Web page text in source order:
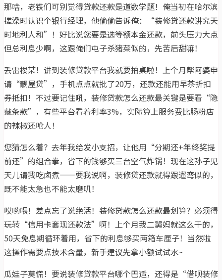
那啥，老铁们可别觉得贷款还款是道数学题！俺当初在哈尔滨
搓澡时认识个银行经理，他偷偷告诉俺：“装修贷还款讲究天
时地利人和”！好比说您要是选等额本金还款，前头压力大点
但总利息少啊，这跟俺们屯子杀猪菜似的，先苦后甜嘛！
丢雷楼某！讲到装修贷款平台我就要拍桌啦！上个月帮阿婆申
请“靓屋贷”，手机点点就批了20万，还款还能用早茶折扣
券抵扣！不过要记住吼，装修贷款怎么还款最关键是要看“隐
藏条款”，有些平台看着利率3%，实际算上服务费比肠粉店
的辣椒还呛人！
您猜怎么着？去年我给发小支招，让他用“分期还+年终奖提
前还”的组合拳，省下的钱够买三台空气炸锅！现在这孙子见
天儿请我吃卤煮——要我说啊，装修贷还款就得跟遛弯似的，
既不能太急也不能太磨叽！
哎哟喂！差点忘了说绝活！装修贷款怎么还款最划算？必须得
玩转“信用卡套现还款法”啊！上个月我二舅妈就这么干的，
50天免息期循环着用，省下的利息够买两箱车厘子！当然啦
这操作需要点技术含量，新手建议先拿小额试试水~
瓜娃子莫慌！要说装修贷款平台哪个巴适，还得是“借呗装修